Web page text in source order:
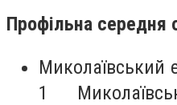
Профільна середня
Миколаївський
1